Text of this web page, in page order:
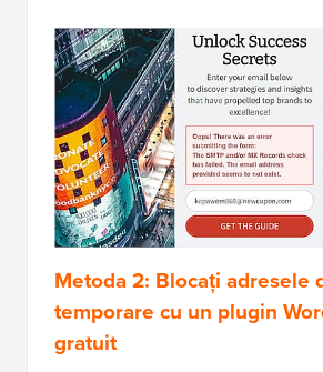
Metoda 2: Blocați adresele
temporare cu un plugin
gratuit